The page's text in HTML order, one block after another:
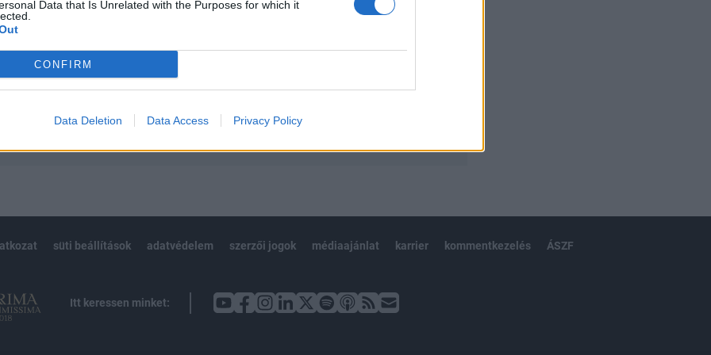
Data that Is Unrelated with the Purposes for which it
CONFIRM
Data Deletion Data Access Privacy Policy
cikkarchívum
elmúlt 2 év napon belüli
Előfizetés
süti beállítások adatvédelem szerzői jogok médiaajánlat karrier kommentkezelés ÁSZF
Itt keressen minket: